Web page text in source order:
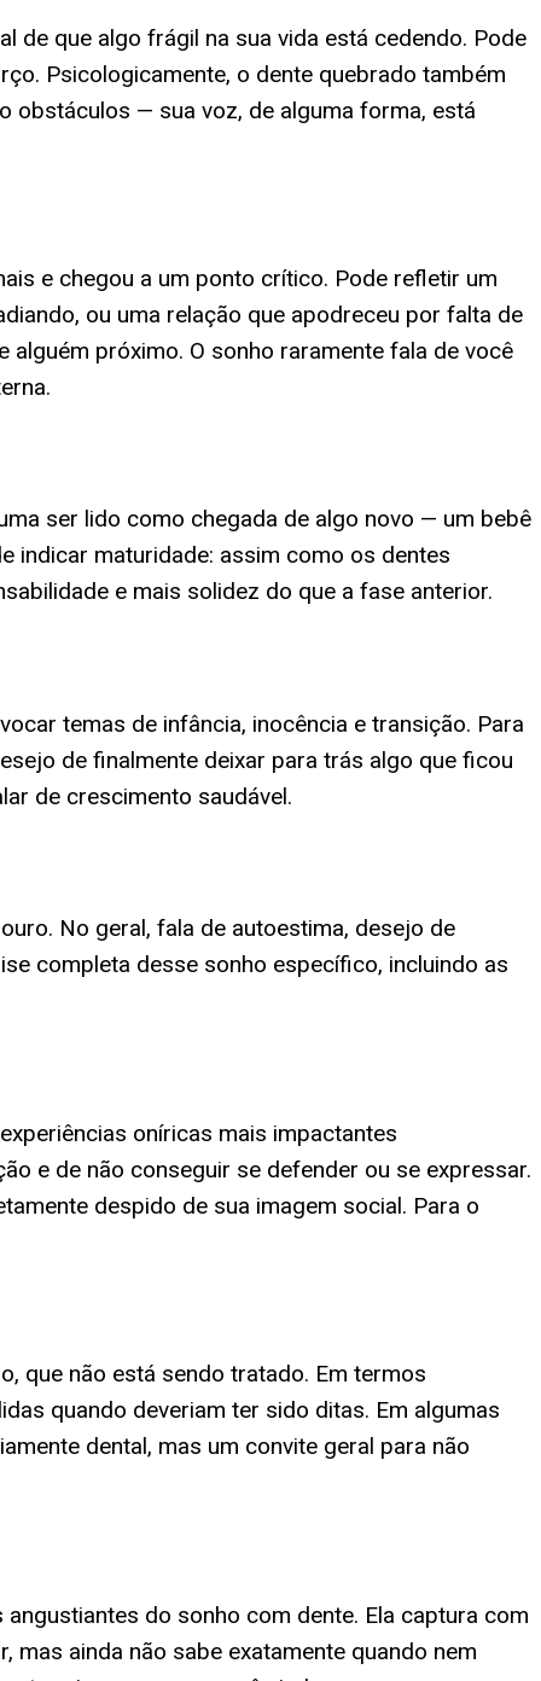
que algo frágil na sua vida está cedendo. Pode
Psicologicamente, o dente quebrado também
obstáculos — sua voz, de alguma forma, está
e chegou a um ponto crítico. Pode refletir um
ou uma relação que apodreceu por falta de
próximo. O sonho raramente fala de você
ser lido como chegada de algo novo — um bebê
indicar maturidade: assim como os dentes
e mais solidez do que a fase anterior.
temas de infância, inocência e transição. Para
de finalmente deixar para trás algo que ficou
de crescimento saudável.
No geral, fala de autoestima, desejo de
completa desse sonho específico, incluindo as
oníricas mais impactantes
e de não conseguir se defender ou se expressar.
despido de sua imagem social. Para o
que não está sendo tratado. Em termos
quando deveriam ter sido ditas. Em algumas
dental, mas um convite geral para não
do sonho com dente. Ela captura com
mas ainda não sabe exatamente quando nem